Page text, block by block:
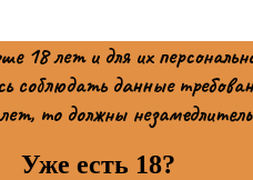
лет и для их
данные
то должны
Уже есть 18?